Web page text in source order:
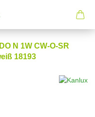
N 1W CW-O-SR
18193